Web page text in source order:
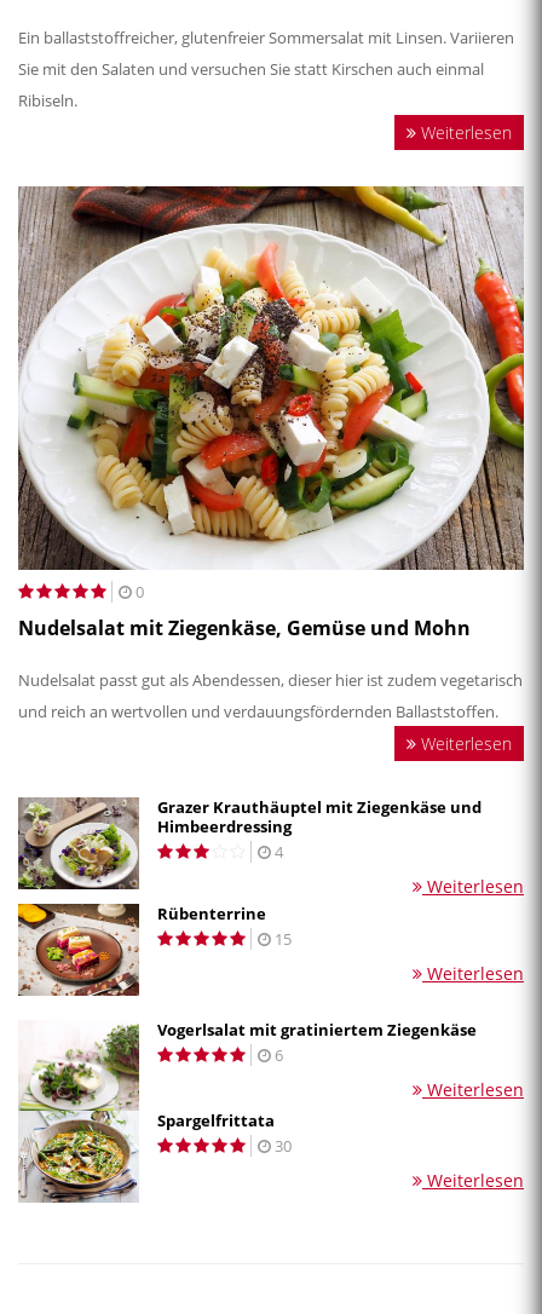
Ein ballaststoffreicher, glutenfreier Sommersalat mit Linsen. Variieren
Sie mit den Salaten und versuchen Sie statt Kirschen auch einmal
Ribiseln.
Weiterlesen
0
Nudelsalat mit Ziegenkäse, Gemüse und Mohn
Nudelsalat passt gut als Abendessen, dieser hier ist zudem vegetarisch
und reich an wertvollen und verdauungsfördernden Ballaststoffen.
Weiterlesen
Grazer Krauthäuptel mit Ziegenkäse und
Himbeerdressing
4
Weiterlesen
Rübenterrine
15
Weiterlesen
Vogerlsalat mit gratiniertem Ziegenkäse
6
Weiterlesen
Spargelfrittata
30
Weiterlesen